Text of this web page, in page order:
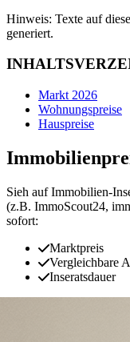
Hinweis: Texte auf
generiert.
Markt 2026
Wohnungspreise
Hauspreise
Sieh auf
(z.B. ImmoScout24,
sofort:
Marktpreis
Vergleichbare
Inseratsdauer